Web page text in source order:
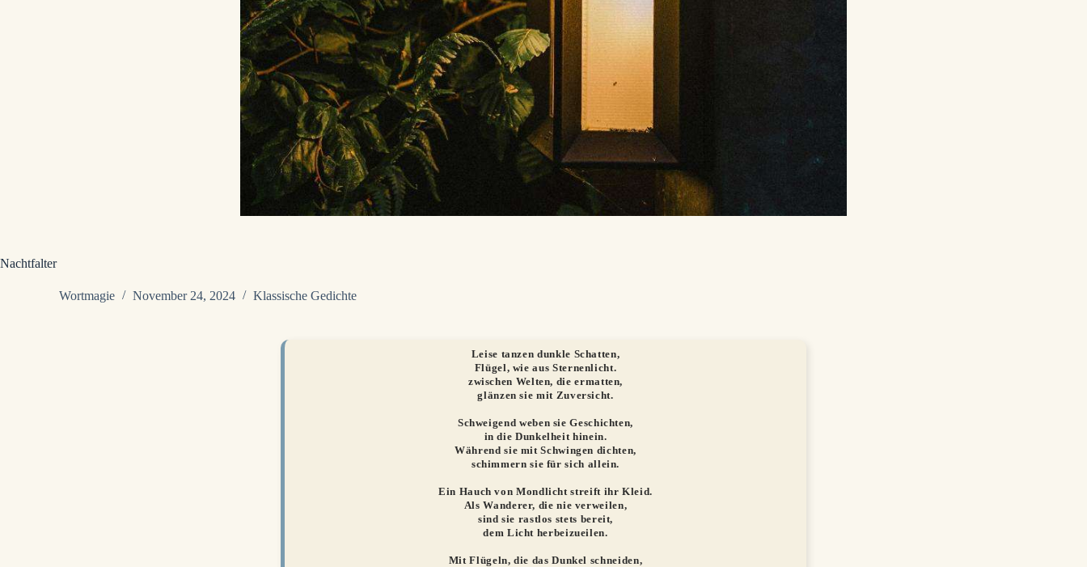
Nachtfalter
Wortmagie November 24, 2024 Klassische Gedichte
Leise tanzen dunkle Schatten,
Flügel, wie aus Sternenlicht.
zwischen Welten, die ermatten,
glänzen sie mit Zuversicht.
Schweigend weben sie Geschichten,
in die Dunkelheit hinein.
Während sie mit Schwingen dichten,
schimmern sie für sich allein.
Ein Hauch von Mondlicht streift ihr Kleid.
Als Wanderer, die nie verweilen,
sind sie rastlos stets bereit,
dem Licht herbeizueilen.
Mit Flügeln, die das Dunkel schneiden,